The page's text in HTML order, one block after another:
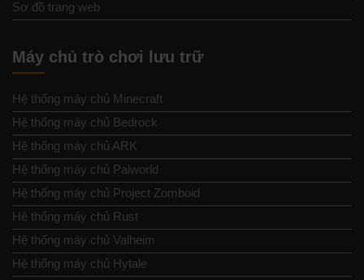
Sơ đồ trang web
Máy chủ trò chơi lưu trữ
Hệ thống máy chủ Minecraft
Hệ thống máy chủ Bedrock
Hệ thống máy chủ ARK
Hệ thống máy chủ Palworld
Hệ thống máy chủ Project Zomboid
Hệ thống máy chủ Rust
Hệ thống máy chủ Valheim
Hệ thống máy chủ Hytale